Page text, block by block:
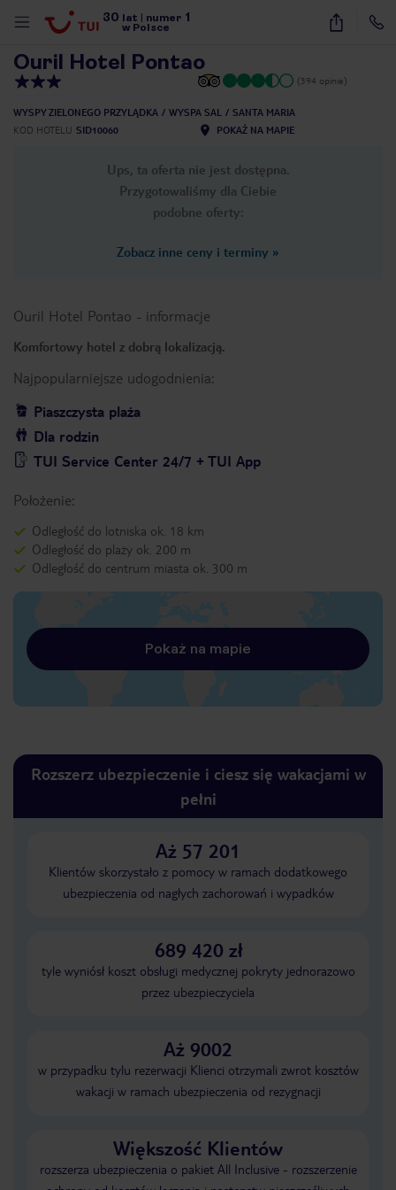
30 lat numer 1
w Polsce
15
Ouril Hotel Pontao
(394 opinie)
WYSPY ZIELONEGO PRZYLĄDKA WYSPA SAL
SANTA MARIA
KOD HOTELU SID10060 POKAŻ NA MAPIE
Ups, ta oferta nie jest dostępna.
Przygotowaliśmy dla Ciebie
podobne oferty:
Zobacz inne ceny i terminy »
Ouril Hotel Pontao - informacje
Komfortowy hotel z dobrą lokalizacją.
Najpopularniejsze udogodnienia:
Piaszczysta plaża
Dla rodzin
TUI Service Center 24/7 + TUI App
Położenie:
Odległość do lotniska ok. 18 km
Odległość do plaży ok. 200 m
Odległość do centrum miasta ok. 300 m
Pokaż na mapie
Rozszerz ubezpieczenie i ciesz się wakacjami w
pełni
Aż 57 201
Klientów skorzystało z pomocy w ramach dodatkowego
ubezpieczenia od nagłych zachorowań i wypadków
689 420 zł
tyle wyniósł koszt obsługi medycznej pokryty jednorazowo
przez ubezpieczyciela
Aż 9002
w przypadku tylu rezerwacji Klienci otrzymali zwrot kosztów
wakacji w ramach ubezpieczenia od rezygnacji
Większość Klientów
rozszerza ubezpieczenia o pakiet All Inclusive - rozszerzenie